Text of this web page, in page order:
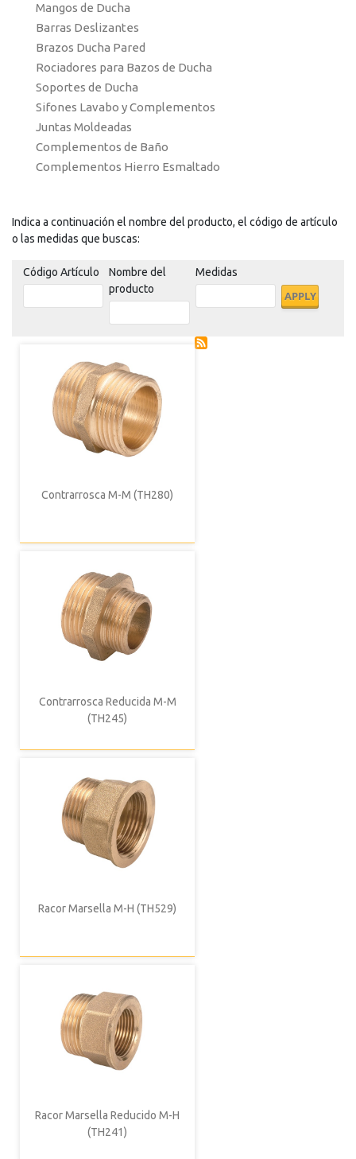
Mangos de Ducha
Barras Deslizantes
Brazos Ducha Pared
Rociadores para Bazos de Ducha
Soportes de Ducha
Sifones Lavabo y Complementos
Juntas Moldeadas
Complementos de Baño
Complementos Hierro Esmaltado
Indica a continuación el nombre del producto, el código de artículo
o las medidas que buscas:
Código Artículo
Nombre del
producto
Medidas
Contrarrosca M-M (TH280)
Contrarrosca Reducida M-M
(TH245)
Racor Marsella M-H (TH529)
Racor Marsella Reducido M-H
(TH241)